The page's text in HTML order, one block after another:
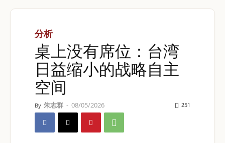
分析
桌上没有席位：台湾
日益缩小的战略自主
空间
By 朱志群 - 08/05/2026 251